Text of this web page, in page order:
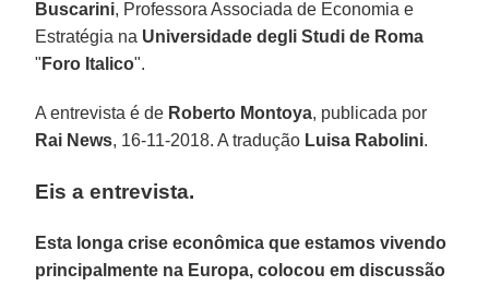
Buscarini, Professora Associada de Economia e
Estratégia na Universidade degli Studi de Roma
" Foro Italico".
A entrevista é de Roberto Montoya, publicada por
Rai News, 16-11-2018. A tradução Luisa Rabolini.
Eis a entrevista.
Esta longa crise econômica que estamos vivendo
principalmente na Europa, colocou em discussão